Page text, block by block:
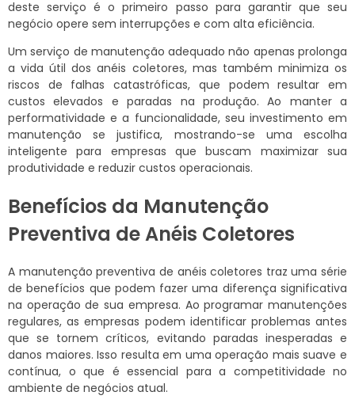
deste serviço é o primeiro passo para garantir que seu
negócio opere sem interrupções e com alta eficiência.
Um serviço de manutenção adequado não apenas prolonga
a vida útil dos anéis coletores, mas também minimiza os
riscos de falhas catastróficas, que podem resultar em
custos elevados e paradas na produção. Ao manter a
performatividade e a funcionalidade, seu investimento em
manutenção se justifica, mostrando-se uma escolha
inteligente para empresas que buscam maximizar sua
produtividade e reduzir custos operacionais.
Benefícios da Manutenção
Preventiva de Anéis Coletores
A manutenção preventiva de anéis coletores traz uma série
de benefícios que podem fazer uma diferença significativa
na operação de sua empresa. Ao programar manutenções
regulares, as empresas podem identificar problemas antes
que se tornem críticos, evitando paradas inesperadas e
danos maiores. Isso resulta em uma operação mais suave e
contínua, o que é essencial para a competitividade no
ambiente de negócios atual.